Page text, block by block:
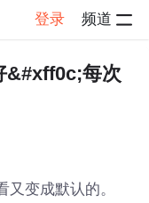
登录 频道
&#xff0c;每次
变成默认的。